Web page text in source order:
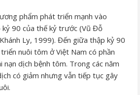
phẩm phát triển mạnh vào
kỷ 90 của thế kỷ trước (Vũ Đỗ
Ly, 1999). Đến giữa thập kỷ 90
nuôi tôm ở Việt Nam có phần
nạn dịch bệnh tôm. Trong các năm
có giảm nhưng vẫn tiếp tục gây